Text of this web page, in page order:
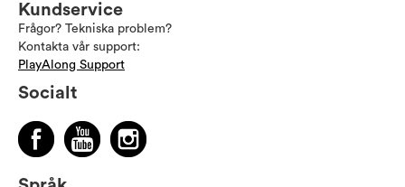
Kundservice
Frågor? Tekniska problem?
Kontakta vår support:
PlayAlong Support
Socialt